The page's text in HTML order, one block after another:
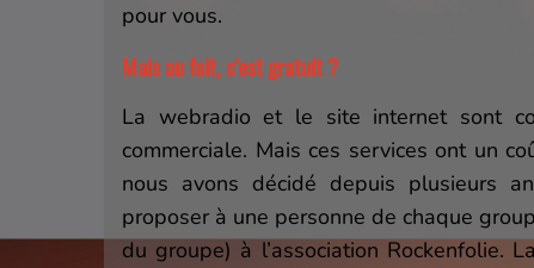
pour vous.
Mais au fait, c'est gratuit ?
La webradio et le site internet sont
commerciale. Mais ces services ont un
nous avons décidé depuis plusieurs
proposer à une personne de chaque
du groupe) à l’association Rockenfolie.